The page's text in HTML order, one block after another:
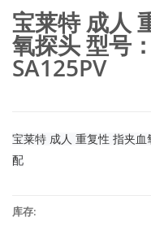
宝莱特 成人
氧探头 型号
SA125PV
宝莱特 成人 重复性 指夹
配
库存: